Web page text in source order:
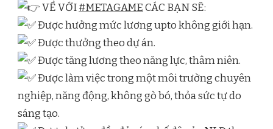
VỀ VỚI#METAGAMECÁC BẠN SẼ:
Được hưởng mức lương upto không giới hạn.
Được thưởng theo dự án.
Được tăng lương theo năng lực, thâm niên.
Được làm việc trong một môi trường chuyên
nghiệp, năng động, không gò bó, thỏa sức tự do
sáng tạo.